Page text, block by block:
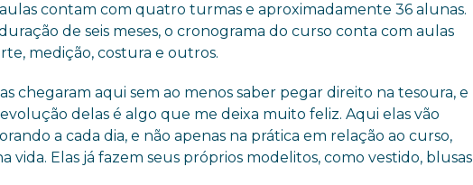
contam com quatro turmas e aproximadamente 36 alunas.
de seis meses, o cronograma do curso conta com aulas
medição, costura e outros.
chegaram aqui sem ao menos saber pegar direito na tesoura, e
delas é algo que me deixa muito feliz. Aqui elas vão
a cada dia, e não apenas na prática em relação ao curso,
vida. Elas já fazem seus próprios modelitos, como vestido, blusas